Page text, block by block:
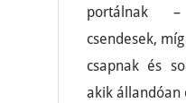
portálnak
csendesek,
csapnak és
akik állandóan